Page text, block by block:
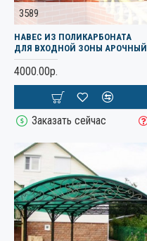
3589
НАВЕС ИЗ ПОЛИКАРБОНАТА
ДЛЯ ВХОДНОЙ ЗОНЫ АРОЧНЫЙ
4000.00р.
Заказать сейчас